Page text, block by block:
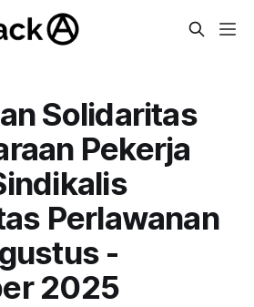
Solidaritas
Pekerja
Perlawanan
-
2025